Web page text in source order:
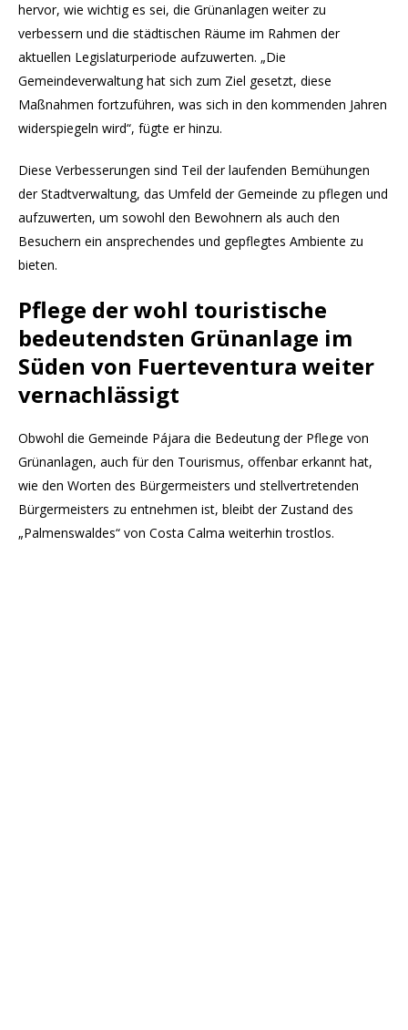
hervor, wie wichtig es sei, die Grünanlagen weiter zu
verbessern und die städtischen Räume im Rahmen der
aktuellen Legislaturperiode aufzuwerten. „Die
Gemeindeverwaltung hat sich zum Ziel gesetzt, diese
Maßnahmen fortzuführen, was sich in den kommenden Jahren
widerspiegeln wird“, fügte er hinzu.
Diese Verbesserungen sind Teil der laufenden Bemühungen
der Stadtverwaltung, das Umfeld der Gemeinde zu pflegen und
aufzuwerten, um sowohl den Bewohnern als auch den
Besuchern ein ansprechendes und gepflegtes Ambiente zu
bieten.
Pflege der wohl touristische
bedeutendsten Grünanlage im
Süden von Fuerteventura weiter
vernachlässigt
Obwohl die Gemeinde Pájara die Bedeutung der Pflege von
Grünanlagen, auch für den Tourismus, offenbar erkannt hat,
wie den Worten des Bürgermeisters und stellvertretenden
Bürgermeisters zu entnehmen ist, bleibt der Zustand des
„Palmenswaldes“ von Costa Calma weiterhin trostlos.